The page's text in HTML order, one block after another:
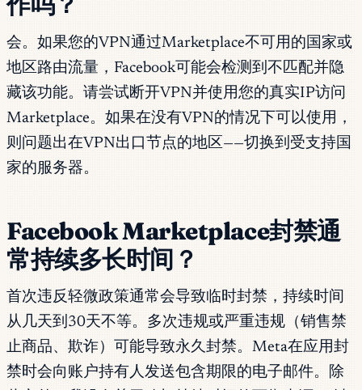
会。如果您的VPN通过Marketplace不可用的国家或
地区路由流量，Facebook可能会检测到不匹配并隐
藏该功能。请尝试断开VPN并使用您的真实IP访问
Marketplace。如果在没有VPN的情况下可以使用，
则问题出在VPN出口节点的地区——切换到受支持国
家的服务器。
Facebook Marketplace封禁通
常持续多长时间？
首次违反轻微政策通常会导致临时封禁，持续时间
从几天到30天不等。多次违规或严重违规（销售禁
止商品、欺诈）可能导致永久封禁。Meta在应用封
禁时会向账户持有人发送包含期限的电子邮件。除